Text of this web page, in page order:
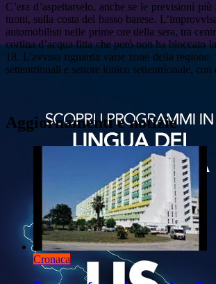
C’era d’aspettarselo, anche se le previsioni
tuoni, sulla costa del basso barese.
automobilisti nelle prime ore della sera, tra
cortina d’acqua fitta che però non ha bloccato
18. L'avviso riguarda varie zone della
settentrionali e settore ionico settentrionale,
Aggiornamenti e notizie
Cronaca